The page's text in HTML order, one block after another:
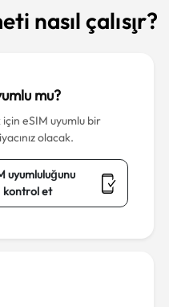
nasıl çalışır?
mu?
eSIM uyumlu bir
olacak.
uyumluluğunu
kontrol et